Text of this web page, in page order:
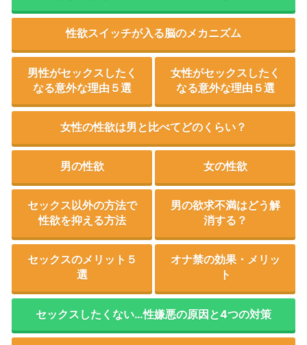
性欲スイッチが入る脳のメカニズム
男性がセックスしたく
なる意外な理由５選
女性がセックスしたく
なる意外な理由５選
女性の性欲は男と比べてどのくらい？
男の性欲 女の性欲
セックス以外の方法で
性欲を抑える方法
男の欲求不満はどう解
消する？
セックスのメリット５
選
オナ禁の効果・メリッ
ト
セックスしたくない…性嫌悪の原因と4つの対策